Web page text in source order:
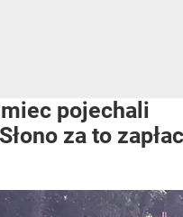
pojechali
za to